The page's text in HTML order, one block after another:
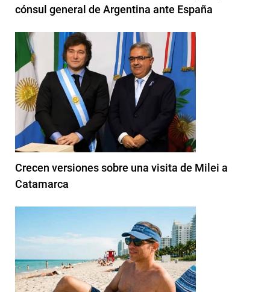
cónsul general de Argentina ante España
Crecen versiones sobre una visita de Milei a
Catamarca